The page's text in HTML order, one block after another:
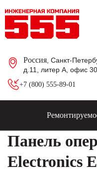
Россия , Санкт-
д.11, литер А, офис
+7 (800) 555-89-01
Панель
Electronics